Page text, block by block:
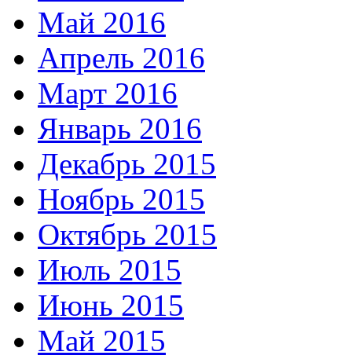
Май 2016
Апрель 2016
Март 2016
Январь 2016
Декабрь 2015
Ноябрь 2015
Октябрь 2015
Июль 2015
Июнь 2015
Май 2015